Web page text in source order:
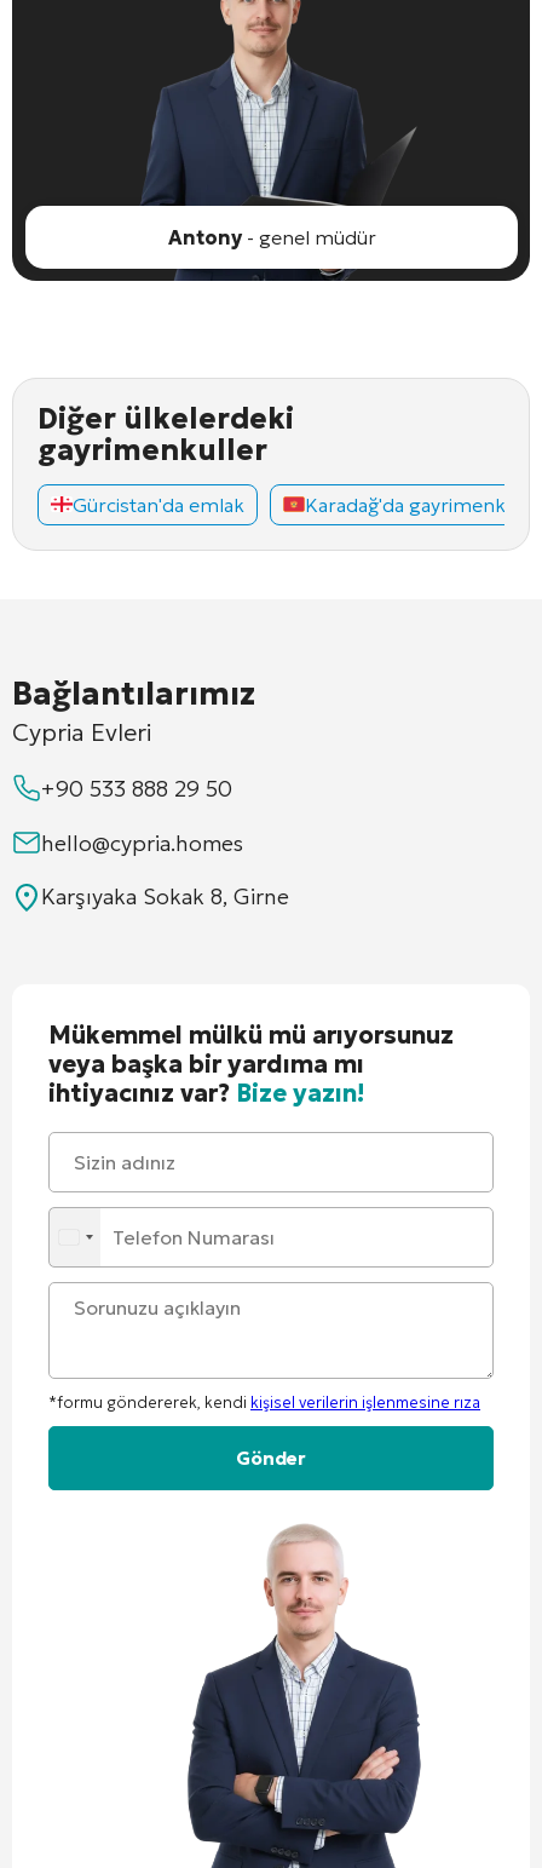
Antony- genel müdür
Diğer ülkelerdeki
gayrimenkuller
Gürcistan'da emlak Karadağ'da gayrimenkul
Bağlantılarımız
Cypria Evleri
+90 533 888 29 50
hello@cypria.homes
Karşıyaka Sokak 8, Girne
Mükemmel mülkü mü arıyorsunuz
veya başka bir yardıma mı
ihtiyacınız var? Bize yazın!
*formu göndererek, kendi kişisel verilerin işlenmesine rıza